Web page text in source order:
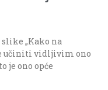
„Kako na
učiniti vidljivim ono
je ono opće